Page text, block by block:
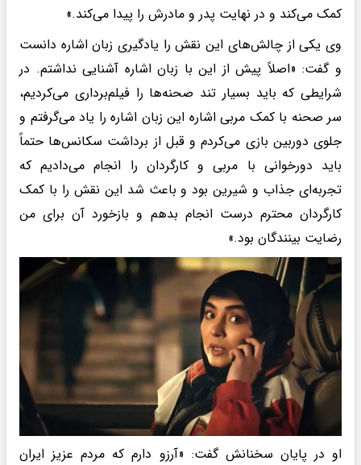
کمک می‌کند و در نهایت پدر و مادرش را پیدا می‌کند.»
وی یکی از چالش‌های این نقش را یادگیری زبان اشاره دانست
و گفت: «اصلاً پیش از این با زبان اشاره آشنایی نداشتم. در
شرایطی که باید بسیار تند صحنه‌ها را فیلم‌برداری می‌کردیم،
سر صحنه با کمک مربی اشاره این زبان اشاره را یاد می‌گرفتم و
جلوی دوربین بازی می‌کردم و قبل از برداشت سکانس‌ها حتماً
باید دورخوانی با مربی و کارگردان را انجام می‌دادیم که
تجربه‌ای جذاب و شیرین بود و باعث شد این نقش را با کمک
کارگردان محترم درست انجام بدهم و بازخورد آن برای من
رضایت بینندگان بود.»
او در پایان سخنانش گفت: «آرزو دارم که مردم عزیز ایران